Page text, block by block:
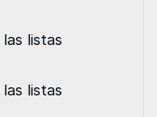
listas
listas